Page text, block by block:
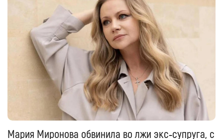
Мария Миронова обвинила во лжи экс‑супруга, с